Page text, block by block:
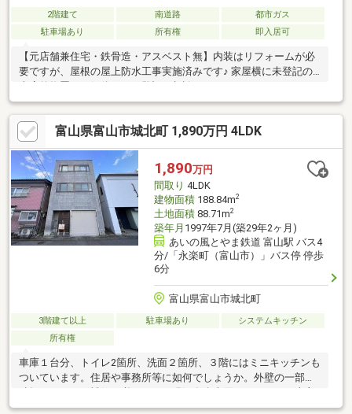
2階建て 南道路
都市ガス
駐車場あり
所有権 即入居可
【元店舗兼住宅・鉄骨造・アスベスト無】内装はリフォームが必
要ですが、屋根の屋上防水工事実施済みです♪ 家屋横に未登記の
富山県富山市城北町 1,890万円 4LDK
1,890万円
間取り 4LDK
建物面積188.84m2
土地面積88.71m2
築年月 1997年7月(築29年2ヶ月)
あいの風とやま鉄道 富山駅 バス4
分/「永楽町（富山市）」バス停 停歩
6分
富山県富山市城北町
3階建て以上 駐車場あり
システムキッチン
所有権
車庫１台分、トイレ2箇所、洗面２箇所、３階にはミニキッチンも
ついています。住居や事務所等に如何でしょうか。外壁の一部が
破損しており、補修が必要です。現況有姿売買となります。売主
の契約不適合責任は免責となります。